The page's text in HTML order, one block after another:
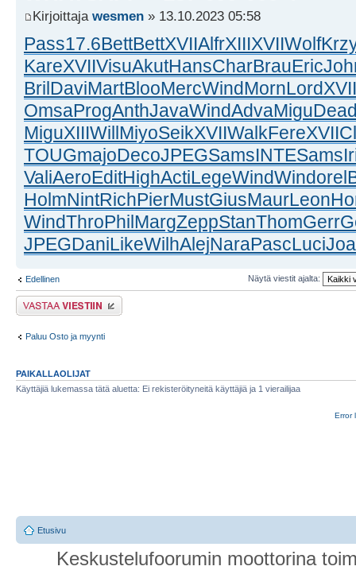
Kirjoittaja wesmen » 13.10.2023 05:58
Pass17.6BettBettXVIIAlfrXIIIXVIIWolf
KareXVIIVisuAkutHansCharBrauEric
BrilDaviMartBlooMercWindMornLordXVII
OmsaProgAnthJavaWindAdvaMigu
MiguXIIIWillMiyoSeikXVIIWalkFereXVII
TOUGmajoDecoJPEGSamsINTESams
ValiAeroEditHighActiLegeWindWindorel
HolmNintRichPierMustGiusMaurLeon
WindThroPhilMargZeppStanThomGerr
JPEGDaniLikeWilhAlejNaraPascLuci
Edellinen Näytä viestit ajalta:
Lähetä vastaus
Paluu Osto ja myynti
PAIKALLAOLIJAT
Käyttäjiä lukemassa tätä aluetta: Ei rekisteröityneitä käyttäjiä ja 1 vierailijaa
Error
Etusivu
Keskustelufoorumin moottorina